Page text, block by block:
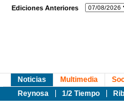
Ediciones Anteriores
Noticias
Reynosa
1/2 Tiempo
Multimedia